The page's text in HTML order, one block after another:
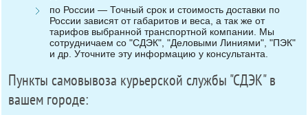
по России — Точный срок и стоимость доставки по
России зависят от габаритов и веса, а так же от
тарифов выбранной транспортной компании. Мы
сотрудничаем со "СДЭК", "Деловыми Линиями", "ПЭК"
и др. Уточните эту информацию у консультанта.
Пункты самовывоза курьерской службы "СДЭК" в
вашем городе: